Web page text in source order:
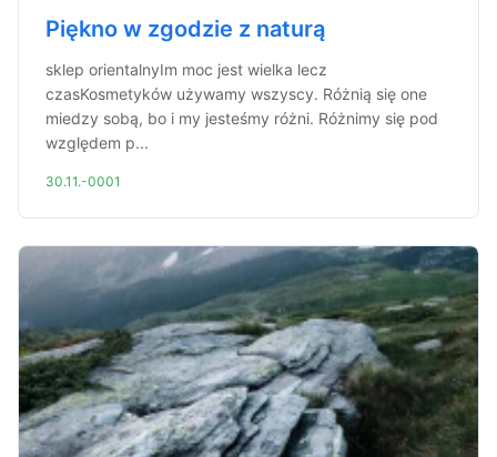
Piękno w zgodzie z naturą
sklep orientalnyIm moc jest wielka lecz
czasKosmetyków używamy wszyscy. Różnią się one
miedzy sobą, bo i my jesteśmy różni. Różnimy się pod
względem p...
30.11.-0001